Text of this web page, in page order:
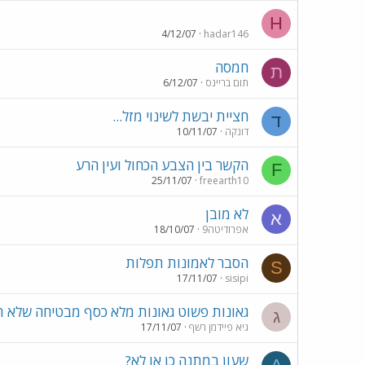
H
hadar146
4/12/07
ת חמסה
תום בריינס 6/12/07
ד חציית יבשת לשינוי מזל...
דונקה 10/11/07
F הקשר בין הצבע הכחול ועין הרע
freearth10
25/11/07
א לא מובן
אפרודיטה9 18/10/07
S הסבר לאמונות תפלות
sisipi
17/11/07
ג גאונות פשוט גאונות מלא כסף מבטיחה
גיא פיידמן רשף 17/11/07
שעון במתנה כן או לא?